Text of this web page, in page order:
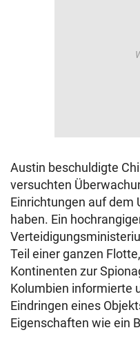
Austin beschuldigte
versuchten
Einrichtungen auf dem
haben. Ein
Teil einer ganzen
Kontinenten zur
Kolumbien informierte
Eindringen eines
Eigenschaften wie ein